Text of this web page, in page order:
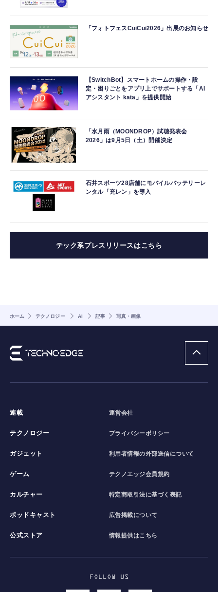
「フォトフェスCuiCui2026」出展のお知らせ
【SwitchBot】スマートホームの操作・設
定・困りごとをアプリ上でサポートする「AI
アシスタント kata」を提供開始
「水月雨（MOONDROP）試聴発表会
2026」は9月5日（土）開催決定
石井スポーツ28店舗にモバイルバッテリーレ
ンタル「充レン」を導入
テック系プレスリリースはこちら
ホーム テクノロジー AI 記事 写真・画像
連載
テクノロジー
ガジェット
ゲーム
カルチャー
ポッドキャスト
公式ストア
運営会社
プライバシーポリシー
利用者情報の外部送信について
テクノエッジ会員規約
特定商取引法に基づく表記
広告掲載について
情報提供はこちら
FOLLOW US